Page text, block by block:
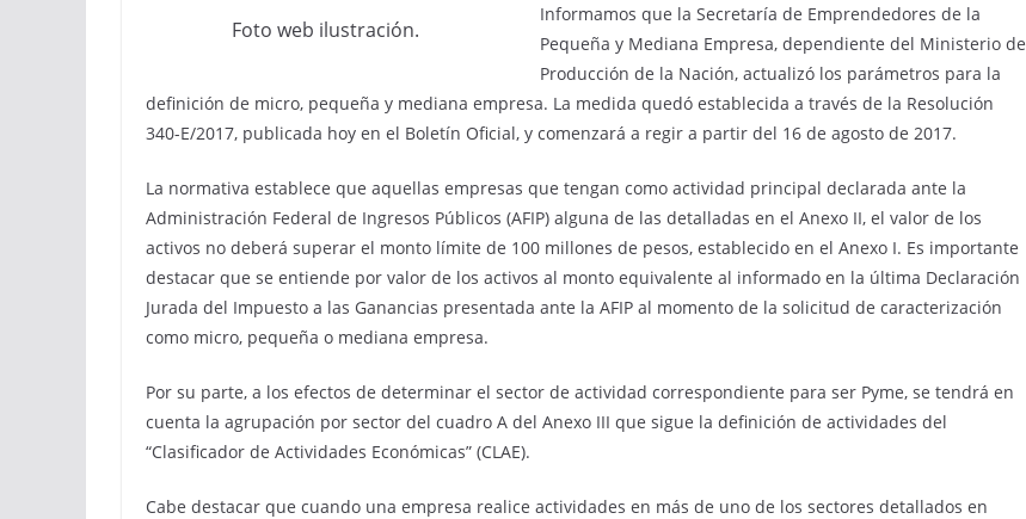
Foto web ilustración.
Informamos que la Secretaría de Emprendedores de la
Pequeña y Mediana Empresa, dependiente del Ministerio de
Producción de la Nación, actualizó los parámetros para la
definición de micro, pequeña y mediana empresa. La medida quedó establecida a través de la Resolución
340-E/2017, publicada hoy en el Boletín Oficial, y comenzará a regir a partir del 16 de agosto de 2017.
La normativa establece que aquellas empresas que tengan como actividad principal declarada ante la
Administración Federal de Ingresos Públicos (AFIP) alguna de las detalladas en el Anexo II, el valor de los
activos no deberá superar el monto límite de 100 millones de pesos, establecido en el Anexo I. Es importante
destacar que se entiende por valor de los activos al monto equivalente al informado en la última Declaración
Jurada del Impuesto a las Ganancias presentada ante la AFIP al momento de la solicitud de caracterización
como micro, pequeña o mediana empresa.
Por su parte, a los efectos de determinar el sector de actividad correspondiente para ser Pyme, se tendrá en
cuenta la agrupación por sector del cuadro A del Anexo III que sigue la definición de actividades del
“Clasificador de Actividades Económicas” (CLAE).
Cabe destacar que cuando una empresa realice actividades en más de uno de los sectores detallados en